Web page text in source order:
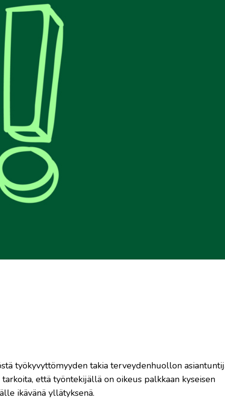
työkyvyttömyyden takia terveydenhuollon
että työntekijällä on oikeus palkkaan kyseisen
ikävänä yllätyksenä.